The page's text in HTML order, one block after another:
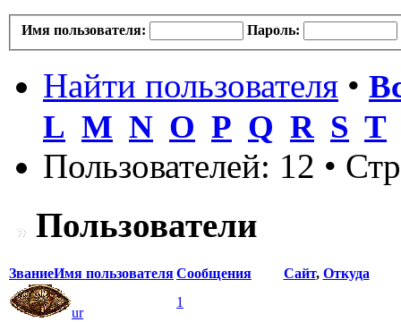
Имя пользователя: Пароль:
Найти пользователя •
L M N O P Q R S T
Пользователей: 12 •
Пользователи
ЗваниеИмя пользователяСообщения Сайт, Откуда
ur
1